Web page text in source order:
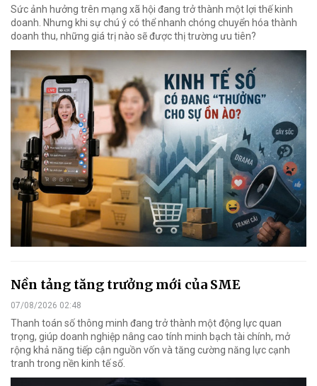
Sức ảnh hưởng trên mạng xã hội đang trở thành một lợi thế kinh
doanh. Nhưng khi sự chú ý có thể nhanh chóng chuyển hóa thành
doanh thu, những giá trị nào sẽ được thị trường ưu tiên?
Nền tảng tăng trưởng mới của SME
07/08/2026 02:48
Thanh toán số thông minh đang trở thành một động lực quan
trọng, giúp doanh nghiệp nâng cao tính minh bạch tài chính, mở
rộng khả năng tiếp cận nguồn vốn và tăng cường năng lực cạnh
tranh trong nền kinh tế số.